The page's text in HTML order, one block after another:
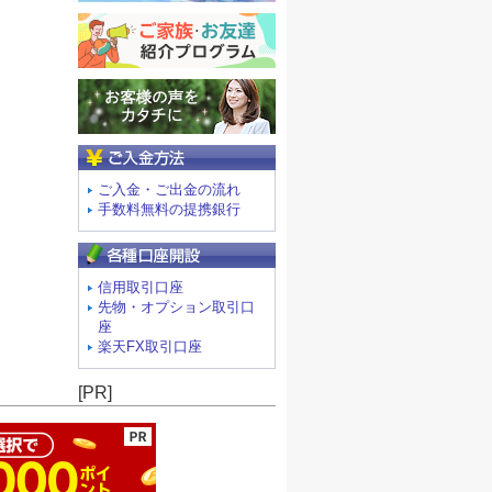
ご入金・ご出金の流れ
手数料無料の提携銀行
信用取引口座
先物・オプション取引口
座
楽天FX取引口座
[PR]